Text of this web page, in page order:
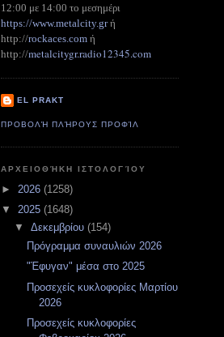
12:00 με 14:00 το μεσημέρι
https://www.metalcity.grή
http://rockaces.com ή
http://metalcitygr.radio12345.com
EL PRAKT
ΠΡΟΒΟΛΉ ΠΛΉΡΟΥΣ ΠΡΟΦΊΛ
ΑΡΧΕΙΟΘΉΚΗ ΙΣΤΟΛΟΓΊΟΥ
► 2026 (1258)
▼ 2025 (1648)
▼ Δεκεμβρίου (154)
Πρόγραμμα συναυλιών 2026
"Έφυγαν" μέσα στο 2025
Προσεχείς κυκλοφορίες Μαρτίου
2026
Προσεχείς κυκλοφορίες